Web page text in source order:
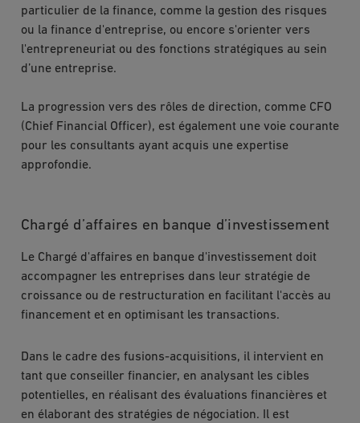
particulier de la finance, comme la gestion des risques
ou la finance d'entreprise, ou encore s'orienter vers
l'entrepreneuriat ou des fonctions stratégiques au sein
d’une entreprise.
La progression vers des rôles de direction, comme CFO
(Chief Financial Officer), est également une voie courante
pour les consultants ayant acquis une expertise
approfondie.
Chargé d’affaires en banque d’investissement
Le Chargé d'affaires en banque d'investissement doit
accompagner les entreprises dans leur stratégie de
croissance ou de restructuration en facilitant l'accès au
financement et en optimisant les transactions.
Dans le cadre des fusions-acquisitions, il intervient en
tant que conseiller financier, en analysant les cibles
potentielles, en réalisant des évaluations financières et
en élaborant des stratégies de négociation. Il est